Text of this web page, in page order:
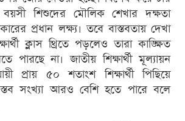
শিশুদের মৌলিক শেখার দক্ষতা
প্রধান লক্ষ্য। তবে বাস্তবতায় দেখা
ক্লাস থ্রিতে পড়লেও তারা কাঙ্ক্ষিত
পারছে না। জাতীয় শিক্ষার্থী মূল্যায়ন
প্রায় ৫০ শতাংশ শিক্ষার্থী পিছিয়ে
সংখ্যা আরও বেশি হতে পারে বলে